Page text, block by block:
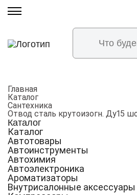
Главная
Каталог
Сантехника
Отвод сталь крутоизогн. Ду15
Каталог
Каталог
Автотовары
Автоинструменты
Автохимия
Автоэлектроника
Ароматизаторы
Внутрисалонные аксессуары